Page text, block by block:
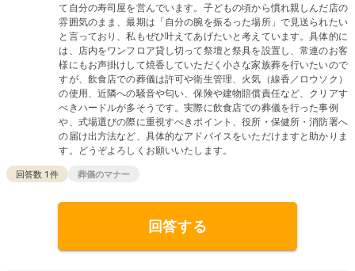
て自分の寿司屋を営んでいます。子どもの頃から慣れ親しんだ店の
雰囲気のまま、最期は「自分の腕を振るった場所」で見送られたい
と言っており、私もぜひ叶えてあげたいと考えています。具体的に
は、店内をワンフロア貸し切って祭壇と祭具を設置し、常連のお客
様にもお声掛けして焼香していただく小さな家族葬を行いたいので
すが、飲食店での葬儀は許可や衛生管理、火気（線香／ロウソク）
の使用、近隣への騒音や匂い、保険や建物賠償責任など、クリアす
べきハードルが多そうです。実際に飲食店での葬儀を行った事例
や、式場選びの際に重視すべきポイント、役所・保健所・消防署へ
の届け出方法など、具体的なアドバイスをいただけますと助かりま
す。どうぞよろしくお願いいたします。
回答数 1 件 葬儀のマナー
回答する